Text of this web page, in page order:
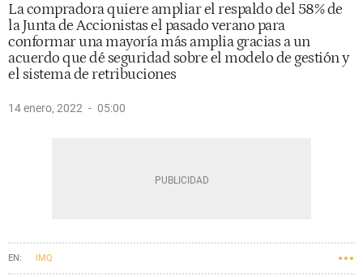
La compradora quiere ampliar el respaldo del 58% de
la Junta de Accionistas el pasado verano para
conformar una mayoría más amplia gracias a un
acuerdo que dé seguridad sobre el modelo de gestión y
el sistema de retribuciones
14 enero, 2022 05:00
IMQ